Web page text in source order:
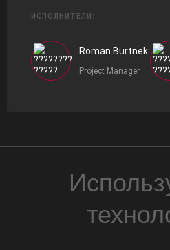
ИСПОЛНИТЕЛИ:
Roman Burtnek
Project Manager